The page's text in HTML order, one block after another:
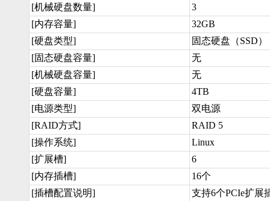
[机械硬盘数量]
3
[内存容量]
32GB
[硬盘类型]
固态硬盘（SSD）
[固态硬盘容量]
无
[机械硬盘容量]
无
[硬盘容量]
4TB
[电源类型]
双电源
[RAID方式]
RAID 5
[操作系统]
Linux
[扩展槽]
6
[内存插槽]
16个
[插槽配置说明]
支持6个PCIe扩展